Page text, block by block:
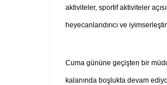
aktiviteler, sportif aktiviteler
heyecanlandırıcı ve
Cuma gününe geçişten bir
kalanında boşlukta devam